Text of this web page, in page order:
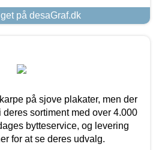
på desaGraf.dk
på sjove plakater, men der
sortiment med over 4.000
bytteservice, og levering
for at se deres udvalg.